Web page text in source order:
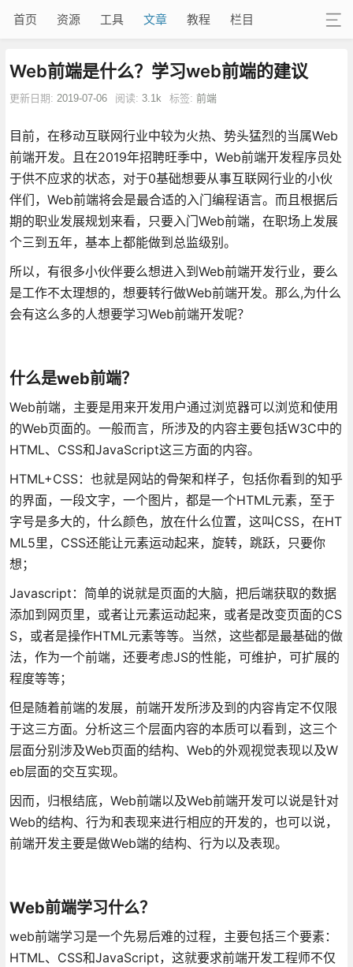
首页 资源 工具 文章 教程 栏目
Web前端是什么？学习web前端的建议
更新日期: 2019-07-06 阅读: 3.1k 标签: 前端
目前，在移动互联网行业中较为火热、势头猛烈的当属Web
前端开发。且在2019年招聘旺季中，Web前端开发程序员处
于供不应求的状态，对于0基础想要从事互联网行业的小伙
伴们，Web前端将会是最合适的入门编程语言。而且根据后
期的职业发展规划来看，只要入门Web前端，在职场上发展
个三到五年，基本上都能做到总监级别。
所以，有很多小伙伴要么想进入到Web前端开发行业，要么
是工作不太理想的，想要转行做Web前端开发。那么,为什么
会有这么多的人想要学习Web前端开发呢？
什么是web前端？
Web前端，主要是用来开发用户通过浏览器可以浏览和使用
的Web页面的。一般而言，所涉及的内容主要包括W3C中的
HTML、CSS和JavaScript这三方面的内容。
HTML+CSS：也就是网站的骨架和样子，包括你看到的知乎
的界面，一段文字，一个图片，都是一个HTML元素，至于
字号是多大的，什么颜色，放在什么位置，这叫CSS，在HT
ML5里，CSS还能让元素运动起来，旋转，跳跃，只要你
想；
Javascript：简单的说就是页面的大脑，把后端获取的数据
添加到网页里，或者让元素运动起来，或者是改变页面的CS
S，或者是操作HTML元素等等。当然，这些都是最基础的做
法，作为一个前端，还要考虑JS的性能，可维护，可扩展的
程度等等；
但是随着前端的发展，前端开发所涉及到的内容肯定不仅限
于这三方面。分析这三个层面内容的本质可以看到，这三个
层面分别涉及Web页面的结构、Web的外观视觉表现以及W
eb层面的交互实现。
因而，归根结底，Web前端以及Web前端开发可以说是针对
Web的结构、行为和表现来进行相应的开发的，也可以说，
前端开发主要是做Web端的结构、行为以及表现。
Web前端学习什么？
web前端学习是一个先易后难的过程，主要包括三个要素：
HTML、CSS和JavaScript，这就要求前端开发工程师不仅